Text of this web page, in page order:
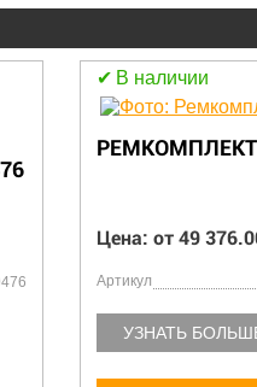
В наличии
РЕМКОМПЛЕКТ
Цена: от 49
Артикул
УЗНАТЬ